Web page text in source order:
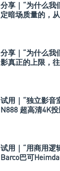
分享｜“为什么我
定暗场质量的，
分享｜“为什么我
影真正的上限，
试用｜“独立影音
N888 超高清4K
试用｜“用商用逻
Barco巴可